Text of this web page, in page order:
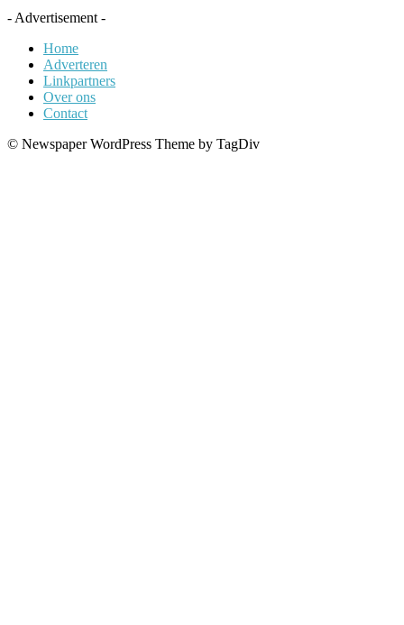
- Advertisement -
Home
Adverteren
Linkpartners
Over ons
Contact
© Newspaper WordPress Theme by TagDiv